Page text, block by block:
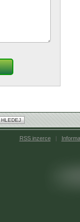
RSS inzerce |